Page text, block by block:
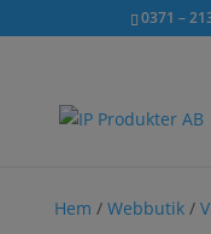
inkl. moms
0371 –
×
Hem / Webbutik/